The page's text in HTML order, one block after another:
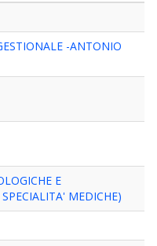
-ANTONIO
E
MEDICHE)